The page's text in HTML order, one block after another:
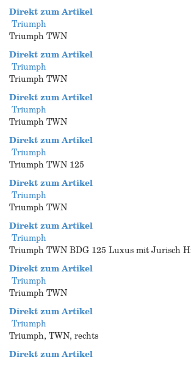
Direkt zum Artikel
Triumph
Triumph TWN
Direkt zum Artikel
Triumph
Triumph TWN
Direkt zum Artikel
Triumph
Triumph TWN
Direkt zum Artikel
Triumph
Triumph TWN 125
Direkt zum Artikel
Triumph
Triumph TWN
Direkt zum Artikel
Triumph
Triumph TWN BDG 125 Luxus mit Jurisch
Direkt zum Artikel
Triumph
Triumph TWN
Direkt zum Artikel
Triumph
Triumph, TWN, rechts
Direkt zum Artikel